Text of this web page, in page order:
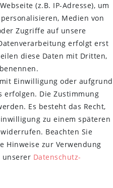
Daten­schutz­erklärunggelesen habe.
widerrufen.**
(z.B. IP-Adresse), um
Medien von
Zugriffe auf unsere
erfolgt erst
diese Daten mit Dritten,
Einwilligung oder aufgrund
erfolgen. Die Zustimmung
Es besteht das Recht,
zu einem späteren
Beachten Sie
Hinweise zur Verwendung
unserer Daten­schutz­